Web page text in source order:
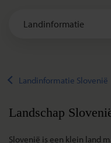
Landinformatie Slovenië
Landschap
Slovenië is een klein land